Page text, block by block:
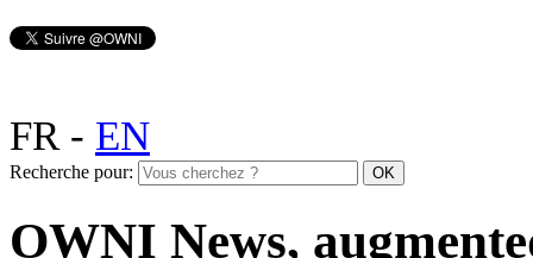
FR- EN
Recherche pour:
OWNI News,